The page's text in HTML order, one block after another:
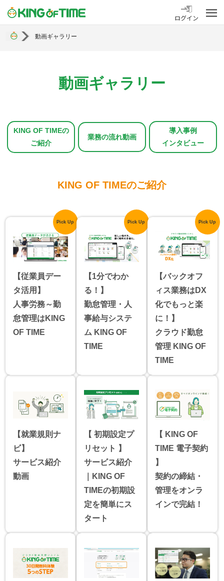
勤怠管理システム KING OF TIME
ログイン
動画ギャラリー
動画ギャラリー
KING OF TIMEの
ご紹介
業務の流れ動画
導入事例
インタビュー
KING OF TIMEのご紹介
【従業員デー
タ活用】
人事労務～勤
怠管理はKING
OF TIME
【1分でわか
る！】
勤怠管理・人
事給与システ
ム KING OF
TIME
【バックオフ
ィス業務はDX
化でもっと楽
に！】
クラウド勤怠
管理 KING OF
TIME
【就業規則ナ
ビ】
サービス紹介
動画
【 初期設定プ
リセット 】
サービス紹介
｜KING OF
TIMEの初期設
定を簡単にス
タート
【 KING OF
TIME 電子契約
】
契約の締結・
管理をオンラ
インで完結！